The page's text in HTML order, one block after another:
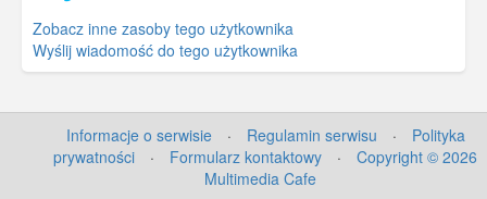
Zobacz inne zasoby tego użytkownika
Wyślij wiadomość do tego użytkownika
Informacje o serwisie · Regulamin serwisu ·
Polityka
prywatności
· Formularz kontaktowy ·
Copyright © 2026
Multimedia Cafe